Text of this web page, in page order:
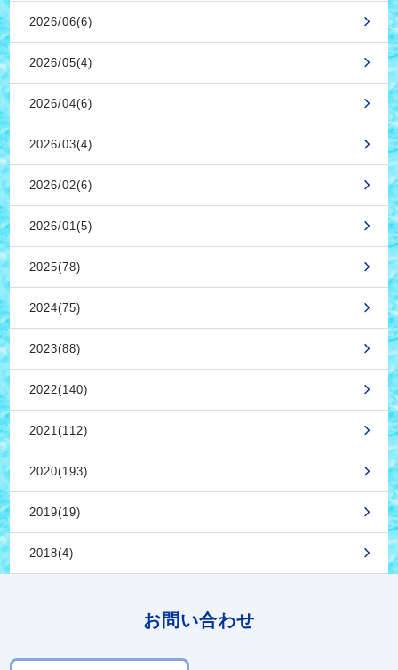
2026/06(6)
2026/05(4)
2026/04(6)
2026/03(4)
2026/02(6)
2026/01(5)
2025(78)
2024(75)
2023(88)
2022(140)
2021(112)
2020(193)
2019(19)
2018(4)
お問い合わせ